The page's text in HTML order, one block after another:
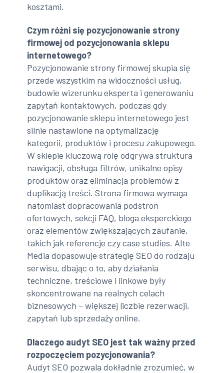
kosztami.
Czym różni się pozycjonowanie strony
firmowej od pozycjonowania sklepu
internetowego?
Pozycjonowanie strony firmowej skupia się
przede wszystkim na widoczności usług,
budowie wizerunku eksperta i generowaniu
zapytań kontaktowych, podczas gdy
pozycjonowanie sklepu internetowego jest
silnie nastawione na optymalizację
kategorii, produktów i procesu zakupowego.
W sklepie kluczową rolę odgrywa struktura
nawigacji, obsługa filtrów, unikalne opisy
produktów oraz eliminacja problemów z
duplikacją treści. Strona firmowa wymaga
natomiast dopracowania podstron
ofertowych, sekcji FAQ, bloga eksperckiego
oraz elementów zwiększających zaufanie,
takich jak referencje czy case studies. Alte
Media dopasowuje strategię SEO do rodzaju
serwisu, dbając o to, aby działania
techniczne, treściowe i linkowe były
skoncentrowane na realnych celach
biznesowych – większej liczbie rezerwacji,
zapytań lub sprzedaży online.
Dlaczego audyt SEO jest tak ważny przed
rozpoczęciem pozycjonowania?
Audyt SEO pozwala dokładnie zrozumieć, w